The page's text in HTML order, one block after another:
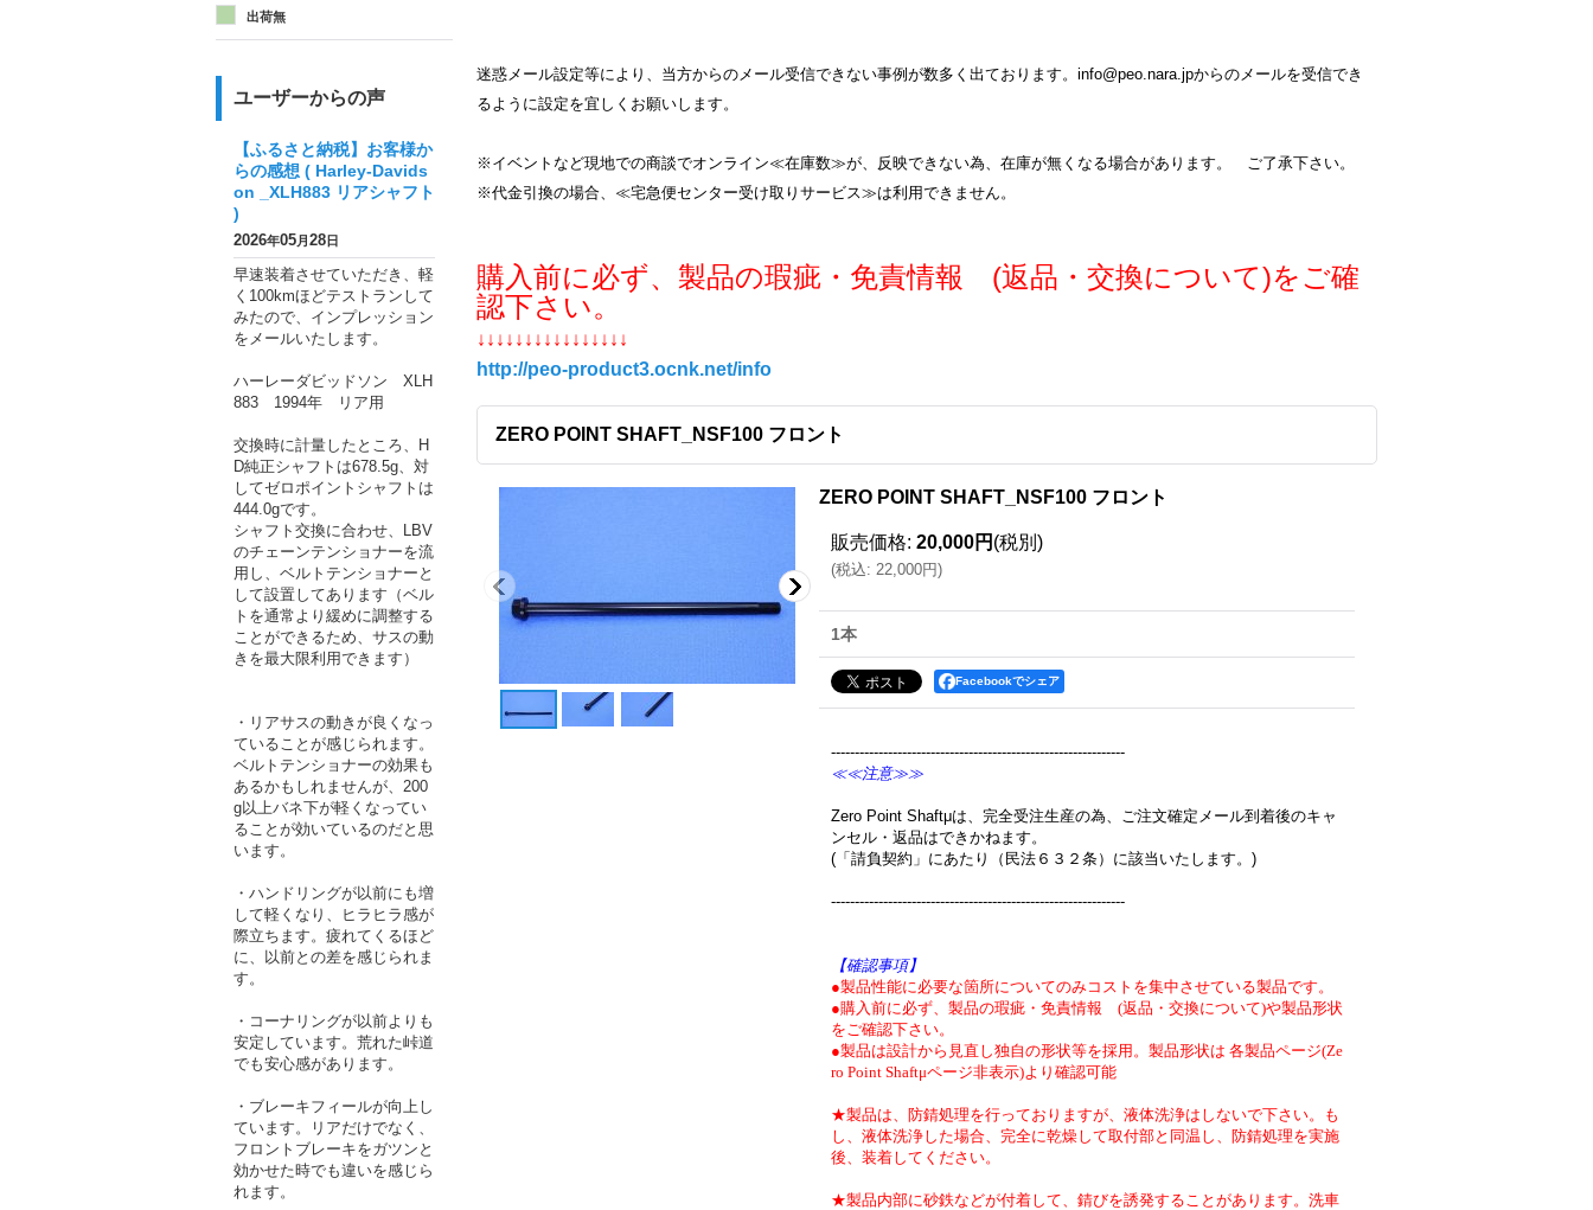
出荷無
ユーザーからの声
【ふるさと納税】お客様か
らの感想 ( Harley-Davids
on _XLH883 リアシャフト
)
2026年05月28日
早速装着させていただき、軽
く100kmほどテストランして
みたので、インプレッション
をメールいたします。
ハーレーダビッドソン XLH
883 1994年 リア用
交換時に計量したところ、H
D純正シャフトは678.5g、対
してゼロポイントシャフトは
444.0gです。
シャフト交換に合わせ、LBV
のチェーンテンショナーを流
用し、ベルトテンショナーと
して設置してあります（ベル
トを通常より緩めに調整する
ことができるため、サスの動
きを最大限利用できます）
・リアサスの動きが良くなっ
ていることが感じられます。
ベルトテンショナーの効果も
あるかもしれませんが、200
g以上バネ下が軽くなってい
ることが効いているのだと思
います。
・ハンドリングが以前にも増
して軽くなり、ヒラヒラ感が
際立ちます。疲れてくるほど
に、以前との差を感じられま
す。
・コーナリングが以前よりも
安定しています。荒れた峠道
でも安心感があります。
・ブレーキフィールが向上し
ています。リアだけでなく、
フロントブレーキをガツンと
効かせた時でも違いを感じら
れます。
迷惑メール設定等により、当方からのメール受信できない事例が数多く出ております。info@peo.nara.jpからのメールを受信でき
るように設定を宜しくお願いします。
※イベントなど現地での商談でオンライン≪在庫数≫が、反映できない為、在庫が無くなる場合があります。 ご了承下さい。
※代金引換の場合、≪宅急便センター受け取りサービス≫は利用できません。
購入前に必ず、製品の瑕疵・免責情報 (返品・交換について)をご確
認下さい。
↓↓↓↓↓↓↓↓↓↓↓↓↓↓↓↓
http://peo-product3.ocnk.net/info
ZERO POINT SHAFT_NSF100 フロント
ZERO POINT SHAFT_NSF100 フロント
販売価格: 20,000円 (税別)
(税込: 22,000円)
1本
Facebookでシェア
--------------------------------------------------------------
≪≪注意≫≫
Zero Point Shaftμは、完全受注生産の為、ご注文確定メール到着後のキャ
ンセル・返品はできかねます。
(「請負契約」にあたり（民法６３２条）に該当いたします。)
--------------------------------------------------------------
【確認事項】
●製品性能に必要な箇所についてのみコストを集中させている製品です。
●購入前に必ず、製品の瑕疵・免責情報 (返品・交換について)や製品形状
をご確認下さい。
●製品は設計から見直し独自の形状等を採用。製品形状は 各製品ページ(Ze
ro Point Shaftμページ非表示)より確認可能
★製品は、防錆処理を行っておりますが、液体洗浄はしないで下さい。も
し、液体洗浄した場合、完全に乾燥して取付部と同温し、防錆処理を実施
後、装着してください。
★製品内部に砂鉄などが付着して、錆びを誘発することがあります。洗車